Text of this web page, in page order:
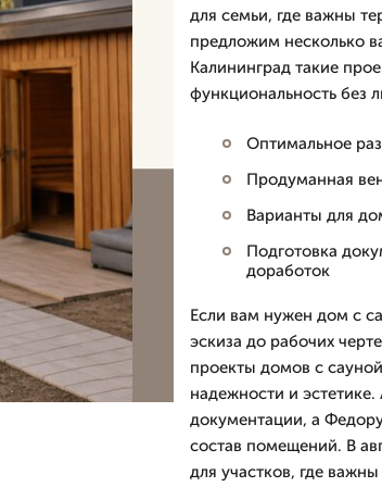
для семьи, где важны
предложим несколько
Калининград такие
функциональность без
Оптимальное
Продуманная
Варианты для
Подготовка
доработок
Если вам нужен дом с
эскиза до рабочих
проекты домов с
надежности и
документации, а
состав помещений. В
для участков, где